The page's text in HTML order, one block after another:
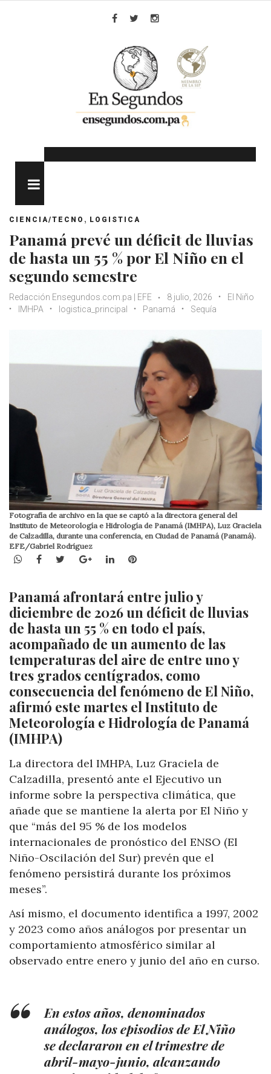
CIENCIA/TECNO , LOGISTICA
Panamá prevé un déficit de lluvias
de hasta un 55 % por El Niño en el
segundo semestre
Redacción Ensegundos.com.pa | EFE 8 julio, 2026
El Niño
IMHPA
logistica_principal Panamá Sequía
Fotografía de archivo en la que se captó a la directora general del
Instituto de Meteorología e Hidrología de Panamá (IMHPA), Luz Graciela
de Calzadilla, durante una conferencia, en Ciudad de Panamá (Panamá).
EFE/Gabriel Rodríguez
WhatsApp
Facebook
TwitterGoogle+LinkedInPinterest
Panamá afrontará entre julio y
diciembre de 2026 un déficit de lluvias
de hasta un 55 % en todo el país,
acompañado de un aumento de las
temperaturas del aire de entre uno y
tres grados centígrados, como
consecuencia del fenómeno de El Niño,
afirmó este martes el Instituto de
Meteorología e Hidrología de Panamá
(IMHPA)
La directora del IMHPA, Luz Graciela de
Calzadilla, presentó ante el Ejecutivo un
informe sobre la perspectiva climática, que
añade que se mantiene la alerta por El Niño y
que “más del 95 % de los modelos
internacionales de pronóstico del ENSO (El
Niño-Oscilación del Sur) prevén que el
fenómeno persistirá durante los próximos
meses”.
Así mismo, el documento identifica a 1997, 2002
y 2023 como años análogos por presentar un
comportamiento atmosférico similar al
observado entre enero y junio del año en curso.
En estos años, denominados
análogos, los episodios de El Niño
se declararon en el trimestre de
abril-mayo-junio, alcanzando